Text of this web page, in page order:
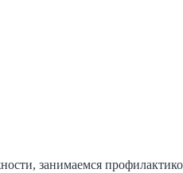
занимаемся